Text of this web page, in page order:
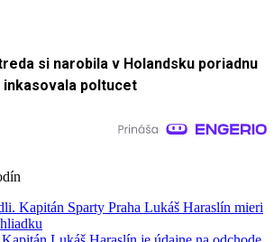
si narobila v Holandsku poriadnu
inkasovala poltucet
Kapitán Sparty Praha Lukáš Haraslín mieri